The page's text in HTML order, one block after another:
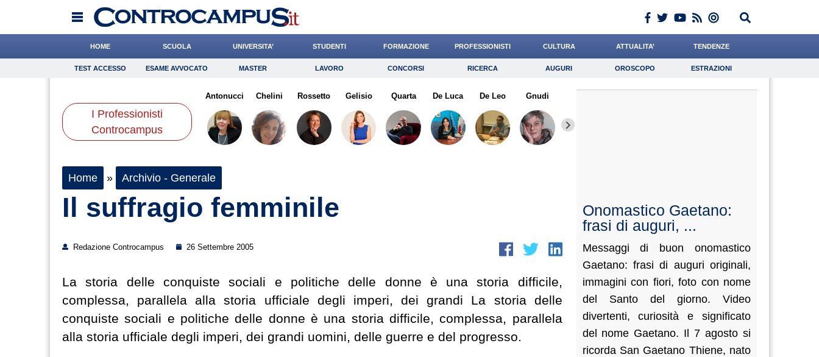
HOME SCUOLA UNIVERSITA’ STUDENTI FORMAZIONE PROFESSIONISTI CULTURA ATTUALITA’ TENDENZE
TEST ACCESSO Esame Avvocato Master Lavoro Concorsi Ricerca Auguri Oroscopo Estrazioni
Consigli Risparmio Diritto Economia Giornalista
Scienze
TEST ACCESSO ESAME AVVOCATO MASTER LAVORO CONCORSI RICERCA AUGURI OROSCOPO ESTRAZIONI
I Professionisti
Controcampus
Antonucci Chelini Rossetto Gelisio Quarta De Luca De Leo Gnudi
Home » Archivio - Generale
Il suffragio femminile
Redazione Controcampus 26 Settembre 2005
La storia delle conquiste sociali e politiche delle donne è una storia difficile,
complessa, parallela alla storia ufficiale degli imperi, dei grandi La storia delle
conquiste sociali e politiche delle donne è una storia difficile, complessa, parallela
alla storia ufficiale degli imperi, dei grandi uomini, delle guerre e del progresso.
Onomastico Gaetano:
frasi di auguri, ...
Messaggi di buon onomastico
Gaetano: frasi di auguri originali,
immagini con fiori, foto con nome
del Santo del giorno. Video
divertenti, curiosità e significato
del nome Gaetano. Il 7 agosto si
ricorda San Gaetano Thiene, nato